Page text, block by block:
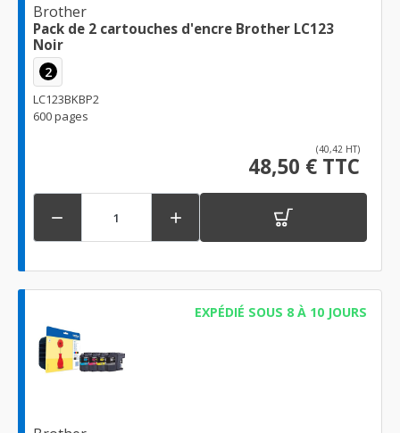
Brother
Pack de 2 cartouches d'encre Brother LC123
Noir
2
LC123BKBP2
600 pages
(40,42 HT)
48,50 € TTC
 
EXPÉDIÉ SOUS 8 À 10 JOURS